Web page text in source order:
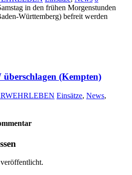
in den frühen Morgenstunden
Württemberg) befreit werden
(Kempten)
Einsätze, News,